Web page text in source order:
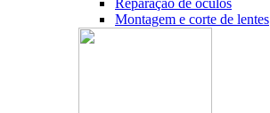
Montagem e corte de lentes